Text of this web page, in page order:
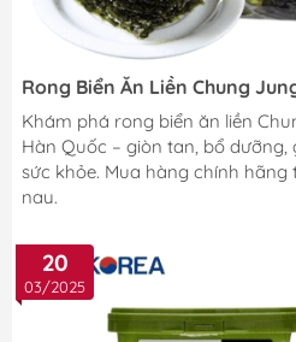
Rong Biển Ăn Liền Chung
Quốc – Sự Kết Hợp Hoàn Hảo
Hương Vị.
Khám phá rong biển ăn liền
Hàn Quốc – giòn tan, bổ
sức khỏe. Mua hàng chính hãng
nay.
20
03/2025